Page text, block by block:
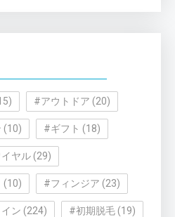
#アウトドア (20)
(10) #ギフト (18)
ヤル(29)
(10) #フィンジア (23)
ン (224) #初期脱毛(19)